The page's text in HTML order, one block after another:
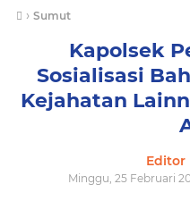
› Sumut
Kapolsek
Sosialisasi
Kejahatan
Editor
Minggu, 25 Februari